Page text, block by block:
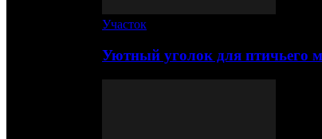
Участок
Уютный уголок для птичьего